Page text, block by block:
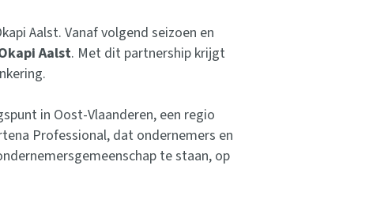
Aalst. Vanaf volgend seizoen en
Aalst. Met dit partnership krijgt
in Oost-Vlaanderen, een regio
Professional, dat ondernemers en
te staan, op